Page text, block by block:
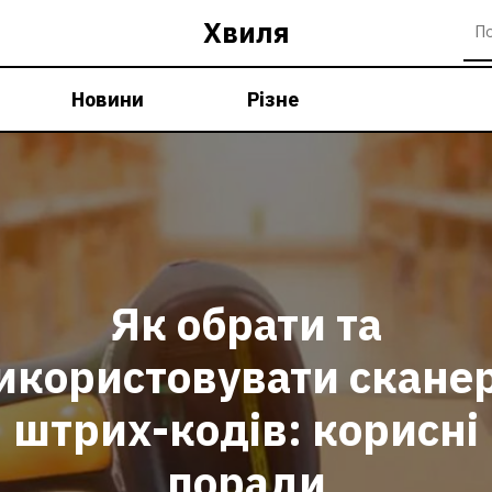
Хвиля
Новини Різне
Як обрати та
штрих-кодів: корисні